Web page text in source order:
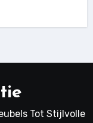
Tot Stijlvolle